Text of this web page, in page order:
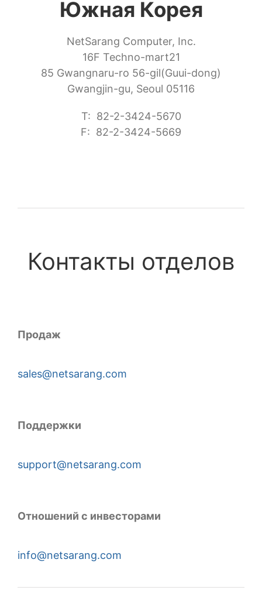
Южная Корея
NetSarang Computer, Inc.
16F Techno-mart21
85 Gwangnaru-ro 56-gil(Guui-dong)
Gwangjin-gu, Seoul 05116
T: 82-2-3424-5670
F: 82-2-3424-5669
Контакты отделов
Продаж
sales@netsarang.com
Поддержки
support@netsarang.com
Отношений с инвесторами
info@netsarang.com